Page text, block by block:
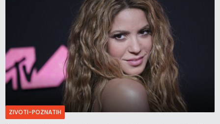
ZIVOTI-POZNATIH